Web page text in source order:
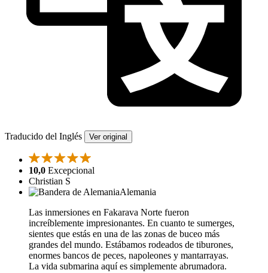
Traducido del Inglés Ver original
10,0 Excepcional
Christian S
Alemania
Las inmersiones en Fakarava Norte fueron
increíblemente impresionantes. En cuanto te sumerges,
sientes que estás en una de las zonas de buceo más
grandes del mundo. Estábamos rodeados de tiburones,
enormes bancos de peces, napoleones y mantarrayas.
La vida submarina aquí es simplemente abrumadora.